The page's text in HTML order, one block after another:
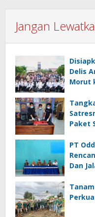
Jangan
Delis
Morut
Paket
PT
Dan